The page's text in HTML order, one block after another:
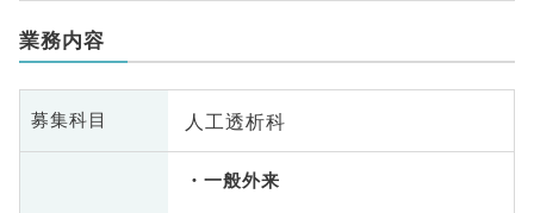
業務内容
募集科目 人工透析科
一般外来